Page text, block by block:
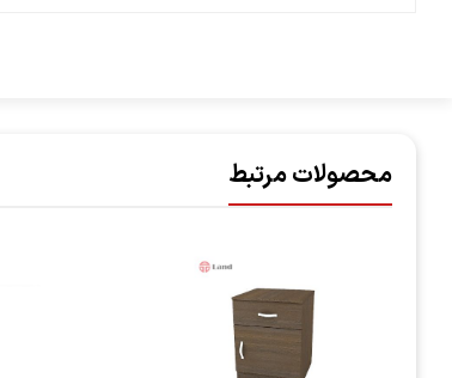
محصولات مرتبط